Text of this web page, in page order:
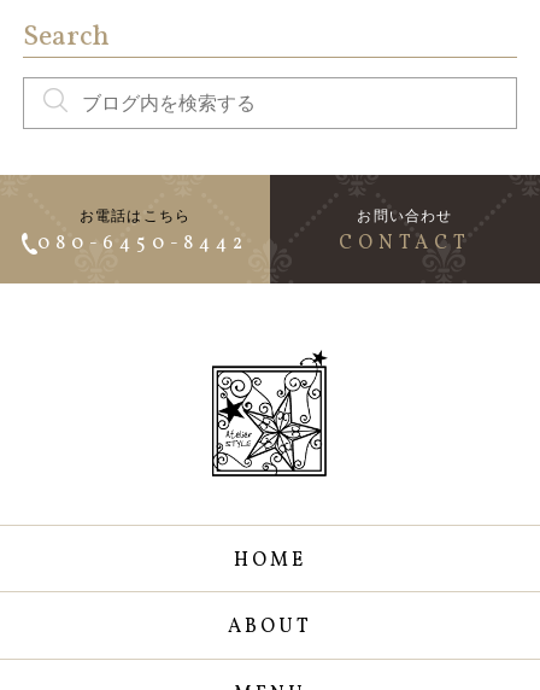
Search
お電話はこちら
080-6450-8442
お問い合わせ
CONTACT
HOME
ABOUT